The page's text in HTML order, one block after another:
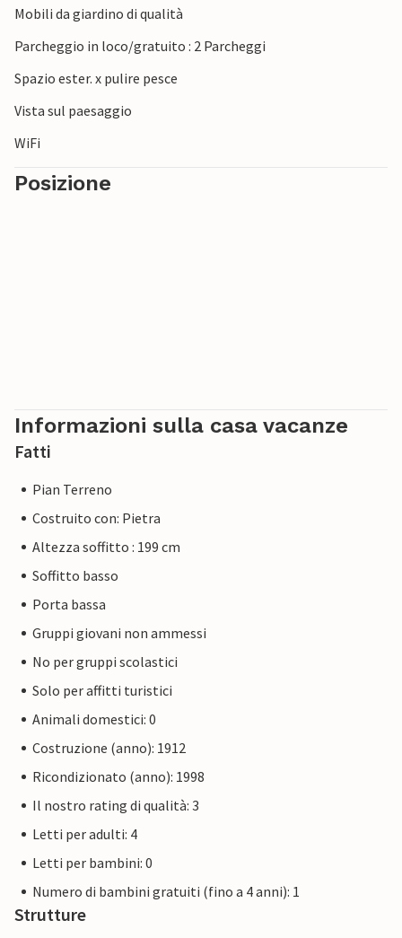
Mobili da giardino di qualità
Parcheggio in loco/gratuito : 2 Parcheggi
Spazio ester. x pulire pesce
Vista sul paesaggio
WiFi
Posizione
Informazioni sulla casa vacanze
Fatti
Pian Terreno
Costruito con: Pietra
Altezza soffitto : 199 cm
Soffitto basso
Porta bassa
Gruppi giovani non ammessi
No per gruppi scolastici
Solo per affitti turistici
Animali domestici: 0
Costruzione (anno): 1912
Ricondizionato (anno): 1998
Il nostro rating di qualità: 3
Letti per adulti: 4
Letti per bambini: 0
Numero di bambini gratuiti (fino a 4 anni): 1
Strutture